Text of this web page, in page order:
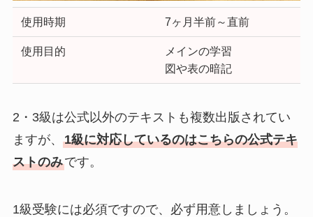
使用時期 7ヶ月半前～直前
使用目的
メインの学習
図や表の暗記
2・3級は公式以外のテキストも複数出版されてい
ますが、 1級に対応しているのはこちらの公式テキ
ストのみです。
1級受験には必須ですので、必ず用意しましょう。